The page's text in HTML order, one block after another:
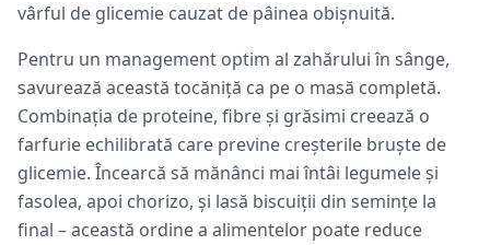
vârful de glicemie cauzat de pâinea obișnuită.
Pentru un management optim al zahărului în sânge,
savurează această tocăniță ca pe o masă completă.
Combinația de proteine, fibre și grăsimi creează o
farfurie echilibrată care previne creșterile bruște de
glicemie. Încearcă să mănânci mai întâi legumele și
fasolea, apoi chorizo, și lasă biscuiții din semințe la
final – această ordine a alimentelor poate reduce